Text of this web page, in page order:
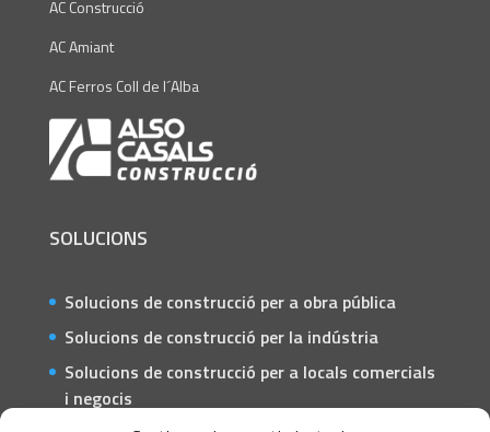
AC Construcció
AC Amiant
AC Ferros Coll de l´Alba
SOLUCIONS
Solucions de construcció per a obra pública
Solucions de construcció per la indústria
Solucions de construcció per a locals comercials
i negocis